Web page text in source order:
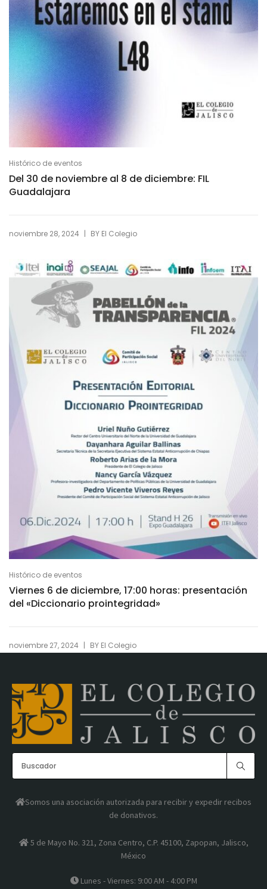
Histórico de eventos
Del 30 de noviembre al 8 de diciembre: FIL
Guadalajara
noviembre 28, 2024 | BY El Colegio
Histórico de eventos
Viernes 6 de diciembre, 17:00 horas: presentación
del «Diccionario prointegridad»
noviembre 27, 2024 | BY El Colegio
Somos una asociación autorizada para recibir y expedir recibos
de donativos.
5 de Mayo No. 321, Zona Centro, C.P. 45100, Zapopan, Jalisco,
México
Lunes - Viernes: 9:00 AM - 4:00 PM